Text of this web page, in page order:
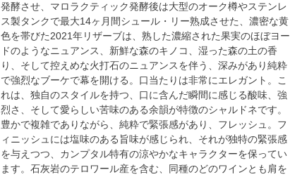
発酵させ、マロラクティック発酵後は大型のオーク樽やステンレ
ス製タンクで最大14ヶ月間シュール・リー熟成させた、濃密な黄
色を帯びた2021年リザーブは、熟した濃縮された果実のほぼヨー
ドのようなニュアンス、新鮮な森のキノコ、湿った森の土の香
り、そして控えめな火打石のニュアンスを伴う、深みがあり純粋
で強烈なブーケで幕を開ける。口当たりは非常にエレガント。こ
れは、独自のスタイルを持つ、口に含んだ瞬間に感じる酸味、強
烈さ、そして愛らしい苦味のある余韻が特徴のシャルドネです。
豊かで複雑でありながら、純粋で緊張感があり、フレッシュ。フ
ィニッシュには塩味のある旨味が感じられ、それが独特の緊張感
を与えつつ、カンプタル特有の涼やかなキャラクターを保ってい
ます。石灰岩のテロワール産を含む、同種のどのワインとも肩を